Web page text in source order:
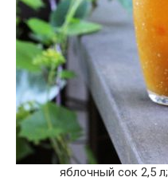
яблочный сок 2,5 л;